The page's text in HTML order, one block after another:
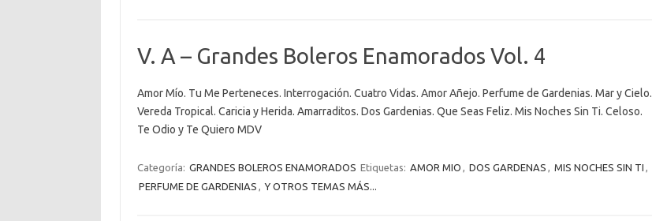
V. A – Grandes Boleros Enamorados Vol. 4
Amor Mío. Tu Me Perteneces. Interrogación. Cuatro Vidas. Amor Añejo. Perfume de Gardenias. Mar y Cielo.
Vereda Tropical. Caricia y Herida. Amarraditos. Dos Gardenias. Que Seas Feliz. Mis Noches Sin Ti. Celoso.
Te Odio y Te Quiero MDV
Categoría: GRANDES BOLEROS ENAMORADOS Etiquetas: AMOR MIO , DOS GARDENAS , MIS NOCHES SIN TI ,
PERFUME DE GARDENIAS , Y OTROS TEMAS MÁS...